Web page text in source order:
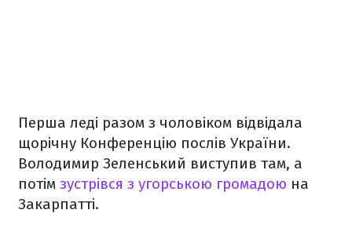
Перша леді разом з чоловіком відвідала
щорічну Конференцію послів України.
Володимир Зеленський виступив там, а
потім зустрівся з угорською громадою на
Закарпатті.